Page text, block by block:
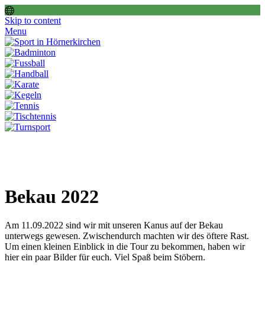
Skip to content
Menu
Bekau 2022
Am 11.09.2022 sind wir mit unseren Kanus auf der Bekau
unterwegs gewesen. Zwischendurch machten wir des öftere Rast.
Um einen kleinen Einblick in die Tour zu bekommen, haben wir
hier ein paar Bilder für euch. Viel Spaß beim Stöbern.